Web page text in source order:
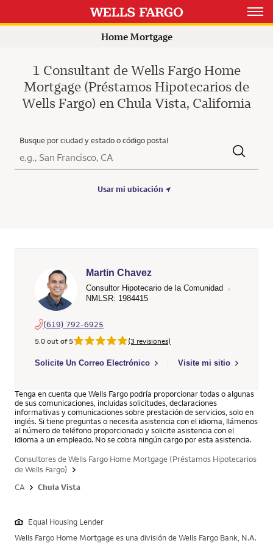
Open
Home Mortgage
1 Consultant de Wells Fargo Home
Mortgage (Préstamos Hipotecarios de
Wells Fargo) en Chula Vista, California
Busque por ciudad y estado o código postal
Ciudad, Estado/Provincia, Código postal o Ciudad y País
Submit a search.
Usar mi ubicación
Martin Chavez
Consultor Hipotecario de la Comunidad
NMLSR: 1984415
(619) 792-6925
5.0 out of 5 (3 revisiones)
Solicite Un Correo Electrónico
Select to send email to Martin Chavez - 1984415 - Wells Fargo
Visite mi sitio
Tenga en cuenta que Wells Fargo podría proporcionar todas o algunas
de sus comunicaciones, incluidas solicitudes, declaraciones
informativas y comunicaciones sobre prestación de servicios, solo en
inglés. Si tiene preguntas o necesita asistencia con el idioma, llámenos
al número de teléfono proporcionado y solicite asistencia con el
idioma a un empleado. No se cobra ningún cargo por esta asistencia.
Consultores de Wells Fargo Home Mortgage (Préstamos Hipotecarios
de Wells Fargo)
CA
Chula Vista
Equal Housing Lender
Wells Fargo Home Mortgage es una división de Wells Fargo Bank, N.A.